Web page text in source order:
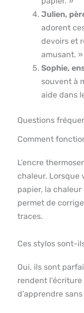
Julien,
adorent
devoirs et
amusant. »
Sophie,
souvent à
aide dans
Questions
Comment
L’encre
chaleur. Lorsque
papier, la chaleur
permet de
traces.
Ces stylos sont-
Oui, ils sont
rendent
d’apprendre